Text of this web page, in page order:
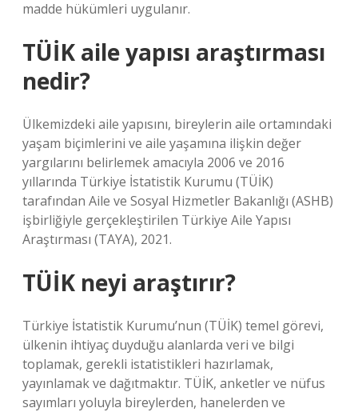
madde hükümleri uygulanır.
TÜİK aile yapısı araştırması
nedir?
Ülkemizdeki aile yapısını, bireylerin aile ortamındaki
yaşam biçimlerini ve aile yaşamına ilişkin değer
yargılarını belirlemek amacıyla 2006 ve 2016
yıllarında Türkiye İstatistik Kurumu (TÜİK)
tarafından Aile ve Sosyal Hizmetler Bakanlığı (ASHB)
işbirliğiyle gerçekleştirilen Türkiye Aile Yapısı
Araştırması (TAYA), 2021.
TÜİK neyi araştırır?
Türkiye İstatistik Kurumu’nun (TÜİK) temel görevi,
ülkenin ihtiyaç duyduğu alanlarda veri ve bilgi
toplamak, gerekli istatistikleri hazırlamak,
yayınlamak ve dağıtmaktır. TÜİK, anketler ve nüfus
sayımları yoluyla bireylerden, hanelerden ve